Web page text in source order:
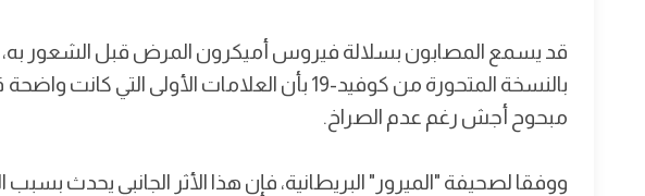
قد يسمع المصابون بسلالة فيروس أميكرون المرض قبل الشعور به،
بالنسخة المتحورة من كوفيد-19 بأن العلامات الأولى
مبحوح أجش رغم عدم الصراخ.
ووفقا لصحيفة "الميرور" البريطانية، فإن هذا الأثر الجانبي يحدث